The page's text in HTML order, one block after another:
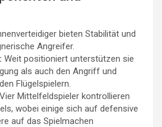
bieten Stabilität und
Angreifer.
Weit positioniert unterstützen sie
als auch den Angriff und
Flügelspielern.
Vier Mittelfeldspieler kontrollieren
wobei einige sich auf defensive
auf das Spielmachen